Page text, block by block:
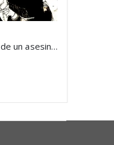
Rant. La vida de un asesino – Chuck Palahniuk